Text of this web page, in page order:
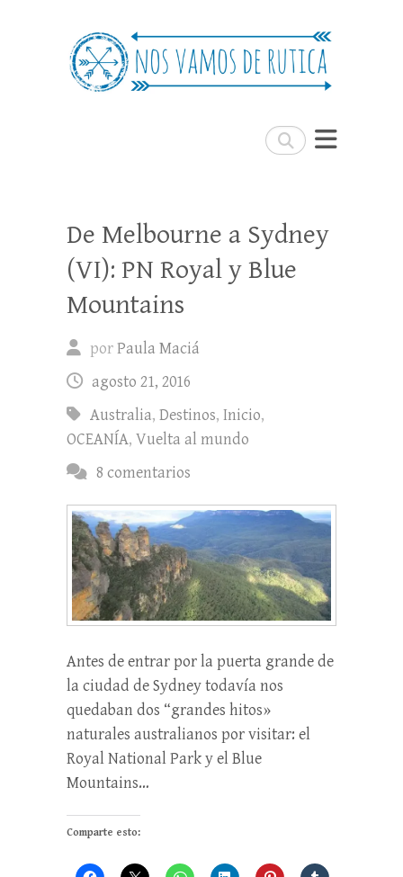
Buscar
Nos Vamos de Rutica
De Melbourne a Sydney
(VI): PN Royal y Blue
Mountains
porPaula Maciá
agosto 21, 2016
Australia, Destinos, Inicio,
OCEANÍA, Vuelta al mundo
8 comentarios
Antes de entrar por la puerta grande de
la ciudad de Sydney todavía nos
quedaban dos “grandes hitos»
naturales australianos por visitar: el
Royal National Park y el Blue
Mountains…
Comparte esto: